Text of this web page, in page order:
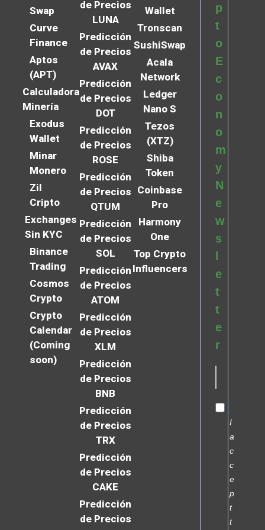
Swap
Curve
Finance
Aptos
(APT)
Calculadora
Minería
Exodus
Wallet
Minar
Monero
Zil
Cripto
Exchanges
Sin KYC
Binance
Trading
Cosmos
Crypto
Crypto
Calendar
(Coming
soon)
de Precios
LUNA
Predicción
de Precios
AVAX
Predicción
de Precios
DOT
Predicción
de Precios
ROSE
Predicción
de Precios
QTUM
Predicción
de Precios
SOL
Predicción
de Precios
ATOM
Predicción
de Precios
XLM
Predicción
de Precios
BNB
Predicción
de Precios
TRX
Predicción
de Precios
CAKE
Predicción
de Precios
Wallet
Tronscan
SushiSwap
Acala
Network
Ledger
Nano S
Tezos
(XTZ)
Shiba
Token
Coinbase
Pro
Harmony
One
Top Crypto
Influencers
p
t
o
E
c
o
n
o
m
y
N
e
w
s
e
t
t
e
r
I
a
c
c
e
p
t
t